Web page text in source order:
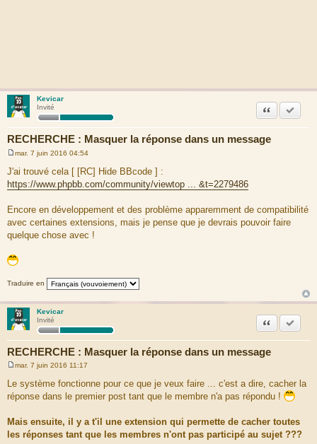
Kevicar
Invité
RECHERCHE : Masquer la réponse dans un message
Citation
e
s
s
e
mar. 7 juin 2016 04:54
J'ai trouvé cela [ [RC] Hide BBcode ] :
https://www.phpbb.com/community/viewtop ... &t=2279486
Encore en développement et des problème apparemment de compatibilité
avec certaines extensions, mais je pense que je devrais pouvoir faire
quelque chose avec !
Traduire en
Kevicar
Invité
RECHERCHE : Masquer la réponse dans un message
Citation
s
s
e
mar. 7 juin 2016 11:17
Le système fonctionne pour ce que je veux faire ... c'est a dire, cacher la
réponse dans le premier post tant que le membre n'a pas répondu !
Mais ensuite, il y a t'il une extension qui permette de cacher toutes
les réponses tant que les membres n'ont pas participé au sujet ???